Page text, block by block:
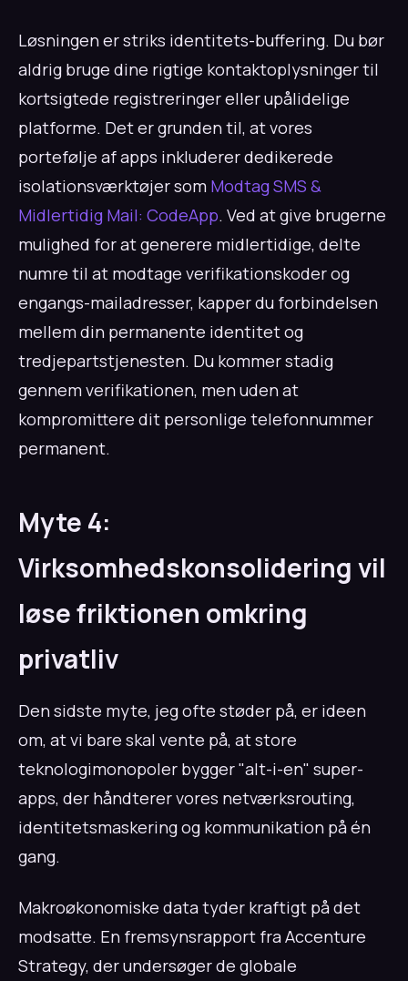
Løsningen er striks identitets-buffering. Du bør
aldrig bruge dine rigtige kontaktoplysninger til
kortsigtede registreringer eller upålidelige
platforme. Det er grunden til, at vores
portefølje af apps inkluderer dedikerede
isolationsværktøjer som Modtag SMS &
Midlertidig Mail: CodeApp. Ved at give brugerne
mulighed for at generere midlertidige, delte
numre til at modtage verifikationskoder og
engangs-mailadresser, kapper du forbindelsen
mellem din permanente identitet og
tredjepartstjenesten. Du kommer stadig
gennem verifikationen, men uden at
kompromittere dit personlige telefonnummer
permanent.
Myte 4:
Virksomhedskonsolidering vil
løse friktionen omkring
privatliv
Den sidste myte, jeg ofte støder på, er ideen
om, at vi bare skal vente på, at store
teknologimonopoler bygger "alt-i-en" super-
apps, der håndterer vores netværksrouting,
identitetsmaskering og kommunikation på én
gang.
Makroøkonomiske data tyder kraftigt på det
modsatte. En fremsynsrapport fra Accenture
Strategy, der undersøger de globale